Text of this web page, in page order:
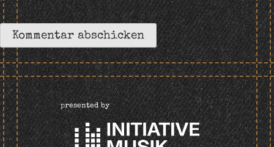
presented by